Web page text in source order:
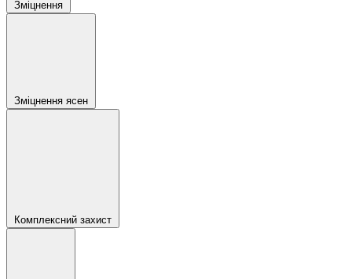
Зміцнення
Зміцнення ясен
Комплексний захист